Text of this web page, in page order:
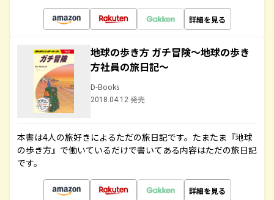
詳細を見る
地球の歩き方 ガチ冒険～地球の歩き
方社員の旅日記～
D-Books
2018.04.12 発売
本書は4人の旅好きによるただの旅日記です。たまたま『地球
の歩き方』で働いているだけで書いてある内容はただの旅日記
です。
詳細を見る